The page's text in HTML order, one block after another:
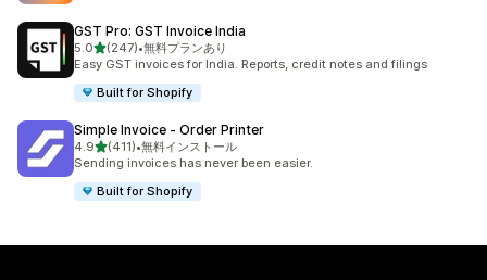
GST Pro: GST Invoice India
5.05つ星中
(247)
合計レビュー数：247件
•無料プランあり
Easy GST invoices for India. Reports, credit notes and filings
Built for Shopify
Simple Invoice ‑ Order Printer
4.95つ星中
(411)
合計レビュー数：411件
•無料インストール
Sending invoices has never been easier.
Built for Shopify